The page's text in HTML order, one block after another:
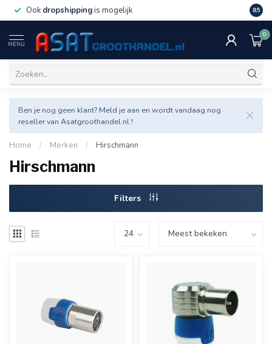
Ook dropshippingis mogelijk Veel
8.5
MENU
0
Ben je nog geen klant? Meld je aan en wordt vandaag nog
reseller van Asatgroothandel.nl !
Home / Merken / Hirschmann
Hirschmann
Filters